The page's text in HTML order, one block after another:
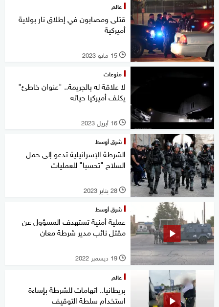
عالم
قتلى ومصابون في إطلاق نار بولاية
أميركية
l 15 مايو 2023
منوعات
لا علاقة له بالجريمة.. "عنوان خاطئ"
يكلف أميركيا حياته
l 16 أبريل 2023
شرق أوسط
الشرطة الإسرائيلية تدعو إلى حمل
السلاح "تحسبا" للعمليات
l 28 يناير 2023
شرق أوسط
عملية أمنية تستهدف المسؤول عن
مقتل نائب مدير شرطة معان
l 19 ديسمبر 2022
عالم
بريطانيا.. اتهامات للشرطة بإساءة
استخدام سلطة التوقيف